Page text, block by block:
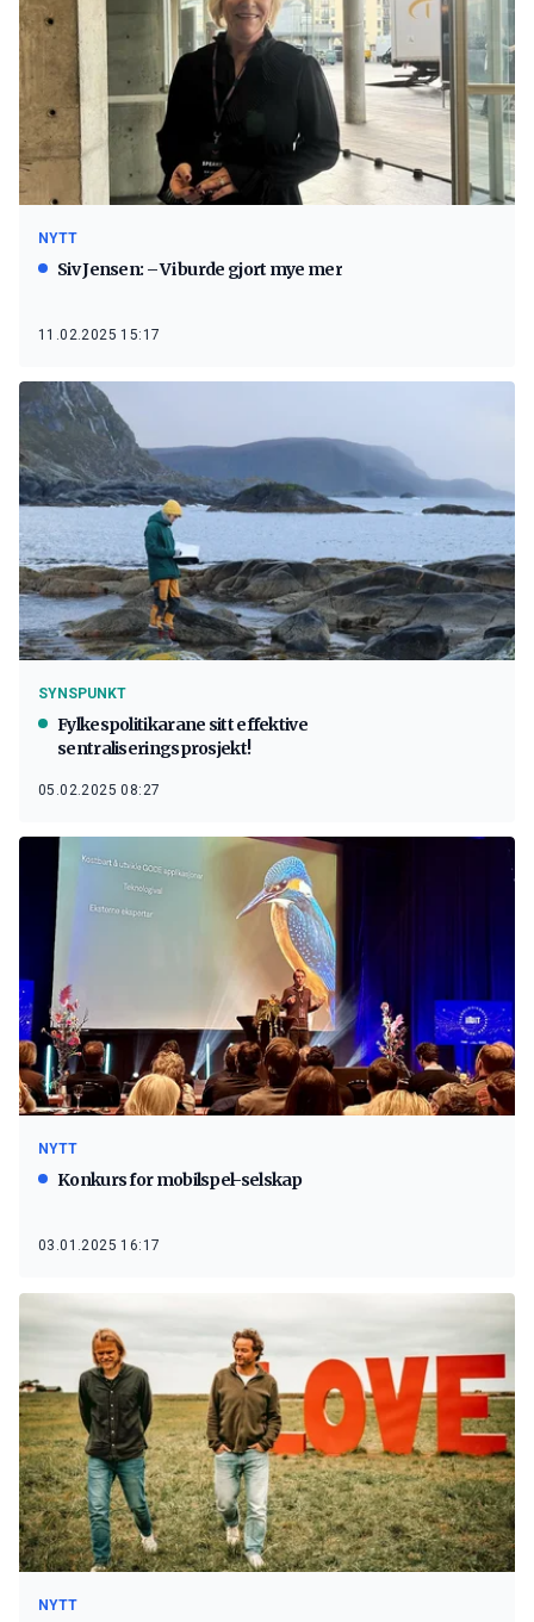
NYTT
Siv Jensen: – Vi burde gjort mye mer
11.02.2025 15:17
SYNSPUNKT
Fylkespolitikarane sitt effektive
sentraliseringsprosjekt!
05.02.2025 08:27
NYTT
Konkurs for mobilspel-selskap
03.01.2025 16:17
NYTT